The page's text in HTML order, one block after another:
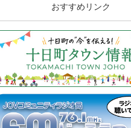
おすすめリンク